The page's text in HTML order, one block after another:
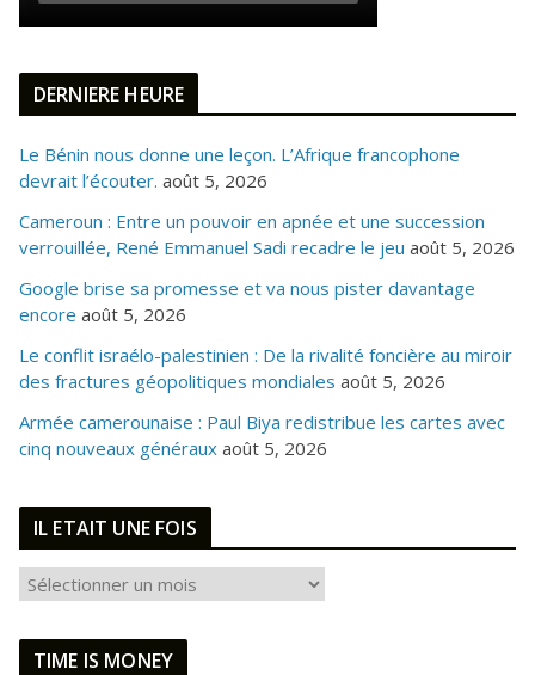
DERNIERE HEURE
Le Bénin nous donne une leçon. L’Afrique francophone
devrait l’écouter. août 5, 2026
Cameroun : Entre un pouvoir en apnée et une succession
verrouillée, René Emmanuel Sadi recadre le jeu août 5, 2026
Google brise sa promesse et va nous pister davantage
encore août 5, 2026
Le conflit israélo-palestinien : De la rivalité foncière au miroir
des fractures géopolitiques mondiales août 5, 2026
Armée camerounaise : Paul Biya redistribue les cartes avec
cinq nouveaux généraux août 5, 2026
IL ETAIT UNE FOIS
L
E
TIME IS MONEY